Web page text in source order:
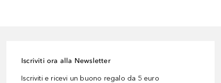
Iscriviti ora alla Newsletter
Iscriviti e ricevi un buono regalo da 5 euro